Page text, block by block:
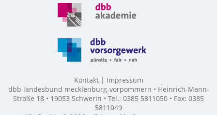
Kontakt
Impressum
dbb landesbund mecklenburg-vorpommern • Heinrich-Mann-
Straße 18 • 19053 Schwerin • Tel.: 0385 5811050 • Fax: 0385
5811049